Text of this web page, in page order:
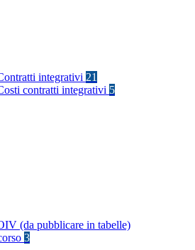
integrativi 21
contratti integrativi 5
(da pubblicare in tabelle)
3